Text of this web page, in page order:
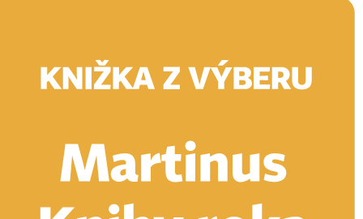
Vyhľadávanie
Vyhľadávanie